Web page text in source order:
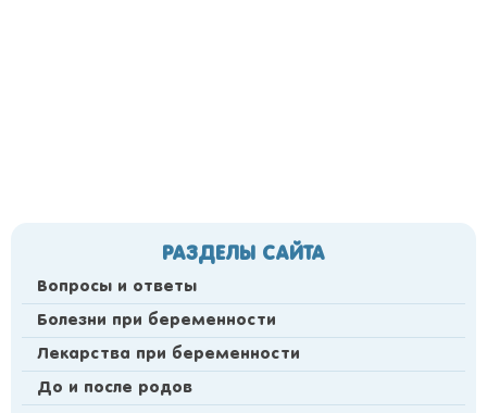
РАЗДЕЛЫ САЙТА
Вопросы и ответы
Болезни при беременности
Лекарства при беременности
До и после родов